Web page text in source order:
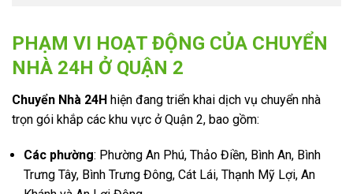
PHẠM VI HOẠT ĐỘNG CỦA CHUYỂN
NHÀ 24H Ở QUẬN 2
Chuyển Nhà 24H hiện đang triển khai dịch vụ chuyển nhà
trọn gói khắp các khu vực ở Quận 2, bao gồm:
Các phường: Phường An Phú, Thảo Điền, Bình An, Bình
Trưng Tây, Bình Trưng Đông, Cát Lái, Thạnh Mỹ Lợi, An